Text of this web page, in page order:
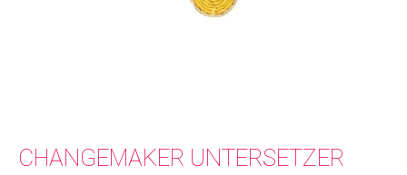
CHANGEMAKER UNTERSETZER